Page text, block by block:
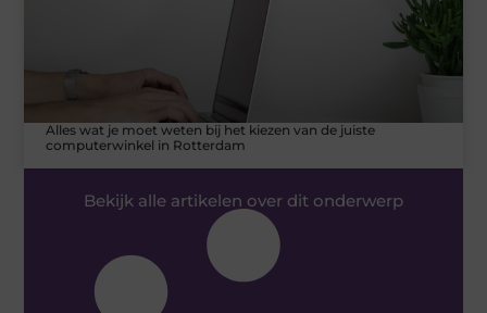
Alles wat je moet weten bij het kiezen van de juiste
computerwinkel in Rotterdam
Bekijk alle artikelen over dit onderwerp